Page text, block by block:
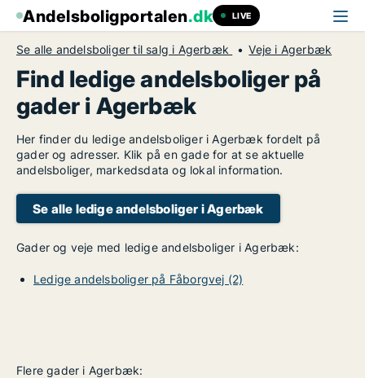
Andelsboligportalen.dk LIVE
Se alle andelsboliger til salg i Agerbæk Veje i Agerbæk
Find ledige andelsboliger på
gader i Agerbæk
Her finder du ledige andelsboliger i Agerbæk fordelt på
gader og adresser. Klik på en gade for at se aktuelle
andelsboliger, markedsdata og lokal information.
Se alle ledige andelsboliger i Agerbæk
Gader og veje med ledige andelsboliger i Agerbæk:
Ledige andelsboliger på Fåborgvej (2)
Flere gader i Agerbæk: